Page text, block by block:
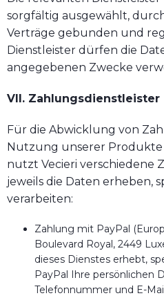
sorgfältig ausgewählt,
Verträge gebunden und
Dienstleister dürfen die
angegebenen Zwecke
VII. Zahlungsdienstleister
Für die Abwicklung von
Nutzung unserer
nutzt Vecieri verschiedene
jeweils die Daten erheben,
verarbeiten:
Zahlung mit PayPal
Boulevard Royal, 2449
dieses Dienstes erhebt,
PayPal Ihre persönlichen
Telefonnummer und E-